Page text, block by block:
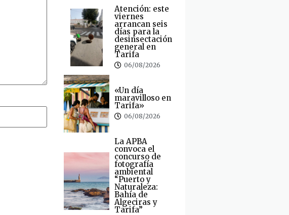
Atención: este
viernes
arrancan seis
días para la
desinsectación
general en
Tarifa
06/08/2026
«Un día
maravilloso en
Tarifa»
06/08/2026
La APBA
convoca el
concurso de
fotografía
ambiental
“Puerto y
Naturaleza:
Bahía de
Algeciras y
Tarifa”